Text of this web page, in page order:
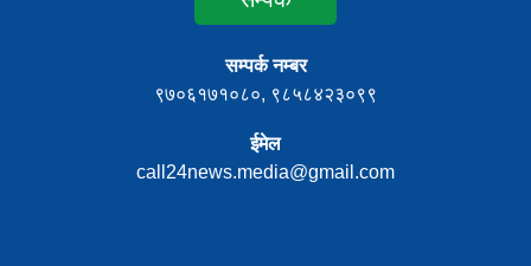
सम्पर्क नम्बर
९७०६१७१०८०, ९८५८४२३०९९
ईमेल
call24news.media@gmail.com